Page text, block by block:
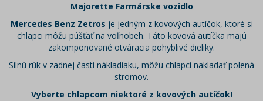
Majorette Farmárske vozidlo
Mercedes Benz Zetros je jedným z kovových autíčok, ktoré si
chlapci môžu púšťať na voľnobeh. Táto kovová autíčka majú
zakomponované otváracia pohyblivé dieliky.
Silnú rúk v zadnej časti nákladiaku, môžu chlapci nakladať polená
stromov.
Vyberte chlapcom niektoré z kovových autíčok!